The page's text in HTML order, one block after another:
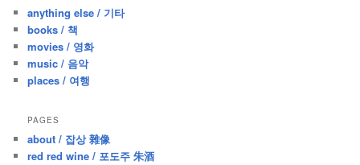
h
anything else / 기타
books / 책
movies / 영화
music / 음악
places / 여행
PAGES
about / 잡상 雜像
red red wine / 포도주 朱酒